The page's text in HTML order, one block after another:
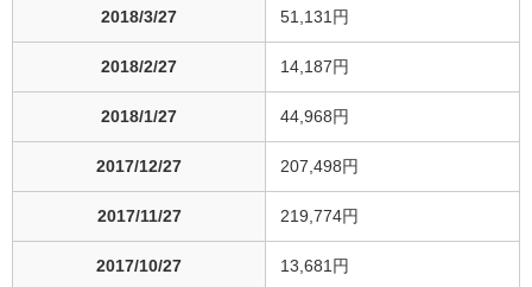
2018/3/27 51,131円
2018/2/27 14,187円
2018/1/27 44,968円
2017/12/27 207,498円
2017/11/27 219,774円
2017/10/27 13,681円